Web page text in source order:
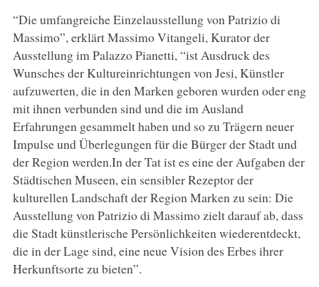
“Die umfangreiche Einzelausstellung von Patrizio di
Massimo”, erklärt Massimo Vitangeli, Kurator der
Ausstellung im Palazzo Pianetti, “ist Ausdruck des
Wunsches der Kultureinrichtungen von Jesi, Künstler
aufzuwerten, die in den Marken geboren wurden oder eng
mit ihnen verbunden sind und die im Ausland
Erfahrungen gesammelt haben und so zu Trägern neuer
Impulse und Überlegungen für die Bürger der Stadt und
der Region werden.In der Tat ist es eine der Aufgaben der
Städtischen Museen, ein sensibler Rezeptor der
kulturellen Landschaft der Region Marken zu sein: Die
Ausstellung von Patrizio di Massimo zielt darauf ab, dass
die Stadt künstlerische Persönlichkeiten wiederentdeckt,
die in der Lage sind, eine neue Vision des Erbes ihrer
Herkunftsorte zu bieten”.